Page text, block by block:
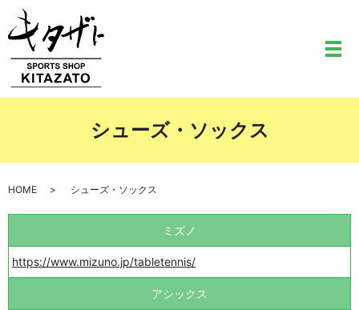
メ
シューズ・ソックス
HOME シューズ・ソックス
ミズノ
https://www.mizuno.jp/tabletennis/
アシックス